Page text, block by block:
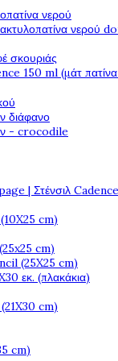
νερού
νερού
σκουριάς
150 ml (μάτ
διάφανο
- crocodile
| Στένσιλ
cm)
cm)
(25X25 cm)
εκ. (πλακάκια)
cm)
cm)